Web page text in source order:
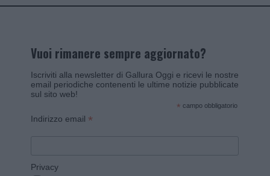
Vuoi rimanere sempre aggiornato?
Iscriviti alla newsletter di Gallura Oggi e ricevi le nostre
email periodiche contenenti le ultime notizie pubblicate
sul sito web!
* campo obbligatorio
Indirizzo email *
Privacy